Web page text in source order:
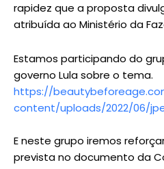
rapidez que a proposta
atribuída ao Ministério da
Estamos participando do
governo Lula sobre o tema.
https://
content/uploads/2022/06/
E neste grupo iremos
prevista no documento da